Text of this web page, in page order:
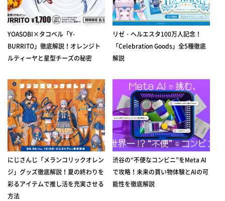
YOASOBI×タコベル「Y-
BURRITO」徹底解説！オレンジト
ルティーヤと星型チーズの秘密
リゼ・ヘルエスタ100万人記念！
「Celebration Goods」全5種徹底
解説
にじさんじ「メランコリックオレン
ジ」グッズ徹底解説！夏の終わりを
彩るアイテムで推し活を充実させる
方法
渋谷の“不便なコンビニ”をMeta AI
で攻略！未来の買い物体験とAIの可
能性を徹底解説